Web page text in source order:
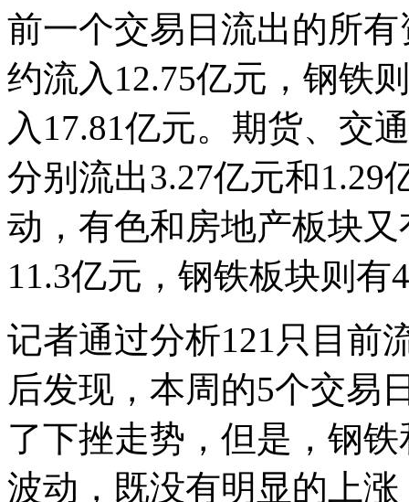
前一个交易日流出的所
约流入12.75亿元，钢铁
入17.81亿元。期货、交
分别流出3.27亿元和1.29
动，有色和房地产板块
11.3亿元，钢铁板块则有
记者通过分析121只目前
后发现，本周的5个交易
了下挫走势，但是，钢
波动，既没有明显的上